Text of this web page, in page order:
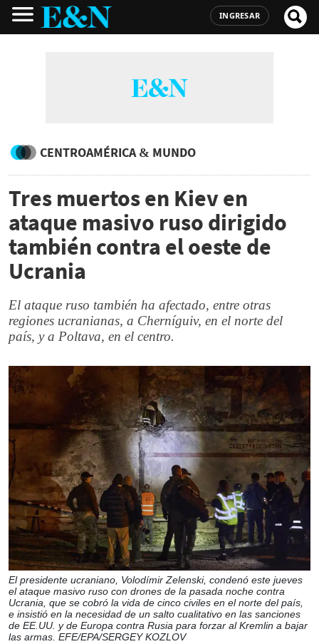
INGRESAR
CENTROAMÉRICA & MUNDO
Tres muertos en Kiev en
ataque masivo ruso dirigido
también contra el oeste de
Ucrania
El ataque ruso también ha afectado, entre otras
regiones ucranianas, a Cherníguiv, en el norte del
país, y a Poltava, en el centro.
El presidente ucraniano, Volodímir Zelenski, condenó este jueves
el ataque masivo ruso con drones de la pasada noche contra
Ucrania, que se cobró la vida de cinco civiles en el norte del país,
e insistió en la necesidad de un salto cualitativo en las sanciones
de EE.UU. y de Europa contra Rusia para forzar al Kremlin a bajar
las armas. EFE/EPA/SERGEY KOZLOV